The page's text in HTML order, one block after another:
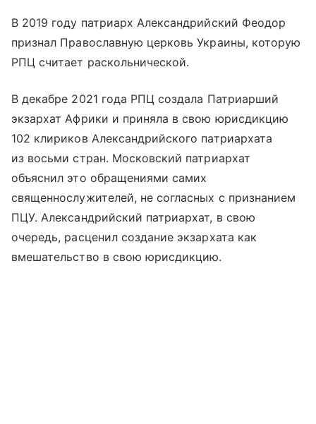
В 2019 году патриарх Александрийский Феодор
признал Православную церковь Украины, которую
РПЦ считает раскольнической.
В декабре 2021 года РПЦ создала Патриарший
экзархат Африки и приняла в свою юрисдикцию
102 клириков Александрийского патриархата
из восьми стран. Московский патриархат
объяснил это обращениями самих
священнослужителей, не согласных с признанием
ПЦУ. Александрийский патриархат, в свою
очередь, расценил создание экзархата как
вмешательство в свою юрисдикцию.